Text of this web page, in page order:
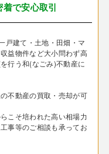
で安心取引
戸建て・土地・田畑・マ
益物件など大小問わず高
行う和(なごみ)不動産に
不動産の買取・売却が可
こそ培われた高い相場力
事等のご相談も承ってお